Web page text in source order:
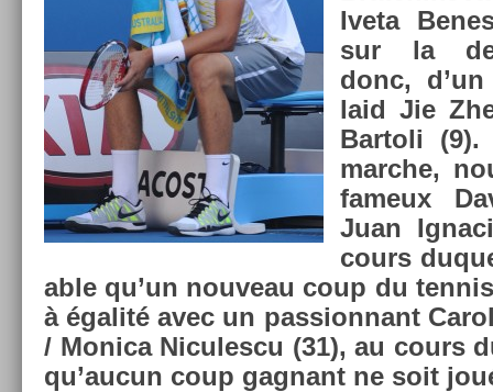
Iveta
sur la
donc,
laid Jie
Bar­toli
marche,
fameux
Juan
cours
able qu’un nouveau coup du
à égalité avec un pas­sion­nant
/ Monica Nicules­cu (31), au cours
qu’aucun coup gag­nant ne soit